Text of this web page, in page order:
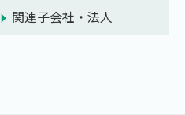
関連子会社・法人